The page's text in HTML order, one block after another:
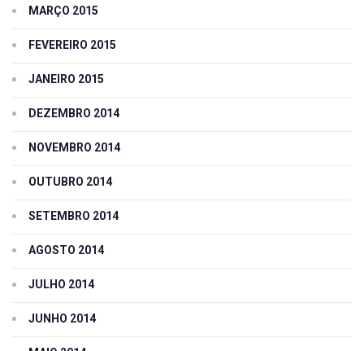
MARÇO 2015
FEVEREIRO 2015
JANEIRO 2015
DEZEMBRO 2014
NOVEMBRO 2014
OUTUBRO 2014
SETEMBRO 2014
AGOSTO 2014
JULHO 2014
JUNHO 2014